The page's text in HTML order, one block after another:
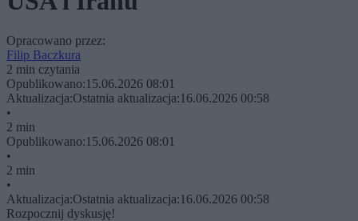
Opracowano przez:
Filip Baczkura
2 min czytania
Opublikowano:15.06.2026 08:01
Aktualizacja:Ostatnia aktualizacja:16.06.2026 00:58
•
2 min
Opublikowano:15.06.2026 08:01
•
2 min
•
Aktualizacja:Ostatnia aktualizacja:16.06.2026 00:58
Rozpocznij dyskusję!